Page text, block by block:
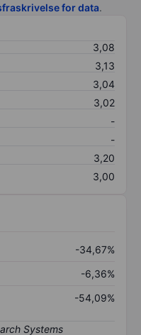
for data.
3,08
3,13
3,04
3,02
-
-
3,20
3,00
-34,67%
-6,36%
-54,09%